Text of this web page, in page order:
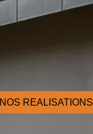
NOS REALISATIONS